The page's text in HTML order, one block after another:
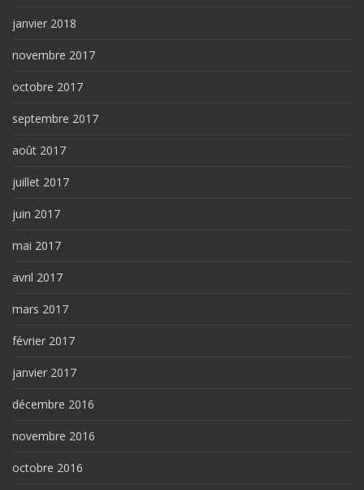
janvier 2018
novembre 2017
octobre 2017
septembre 2017
août 2017
juillet 2017
juin 2017
mai 2017
avril 2017
mars 2017
février 2017
janvier 2017
décembre 2016
novembre 2016
octobre 2016